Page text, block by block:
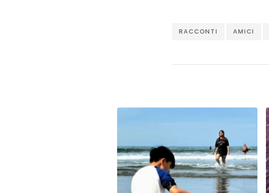
RACCONTI AMICI